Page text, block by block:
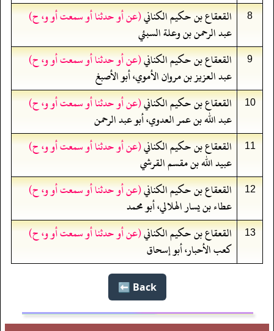
8 القعقاع بن حكيم الكناني(عن أو حدثنا أو سمعت أو و، ح)
عبد الرحمن بن وعلة السبئي
9 القعقاع بن حكيم الكناني(عن أو حدثنا أو سمعت أو و، ح)
عبد العزيز بن مروان الأموي، أبو الأصبغ
10 القعقاع بن حكيم الكناني(عن أو حدثنا أو سمعت أو و، ح)
عبد الله بن عمر العدوي، أبو عبد الرحمن
11 القعقاع بن حكيم الكناني(عن أو حدثنا أو سمعت أو و، ح)
عبيد الله بن مقسم القرشي
12 القعقاع بن حكيم الكناني(عن أو حدثنا أو سمعت أو و، ح)
عطاء بن يسار الهلالي، أبو محمد
13 القعقاع بن حكيم الكناني(عن أو حدثنا أو سمعت أو و، ح)
كعب الأحبار، أبو إسحاق
Back ⬅️